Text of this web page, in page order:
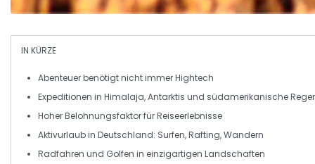
IN KÜRZE
Abenteuerbenötigt nicht immer Hightech
Expeditionen in Himalaja,Antarktis und südamerikanische
HoherBelohnungsfaktorfür Reiseerlebnisse
Aktivurlaub in Deutschland: Surfen,Rafting,Wandern
Radfahren und Golfen in einzigartigen Landschaften